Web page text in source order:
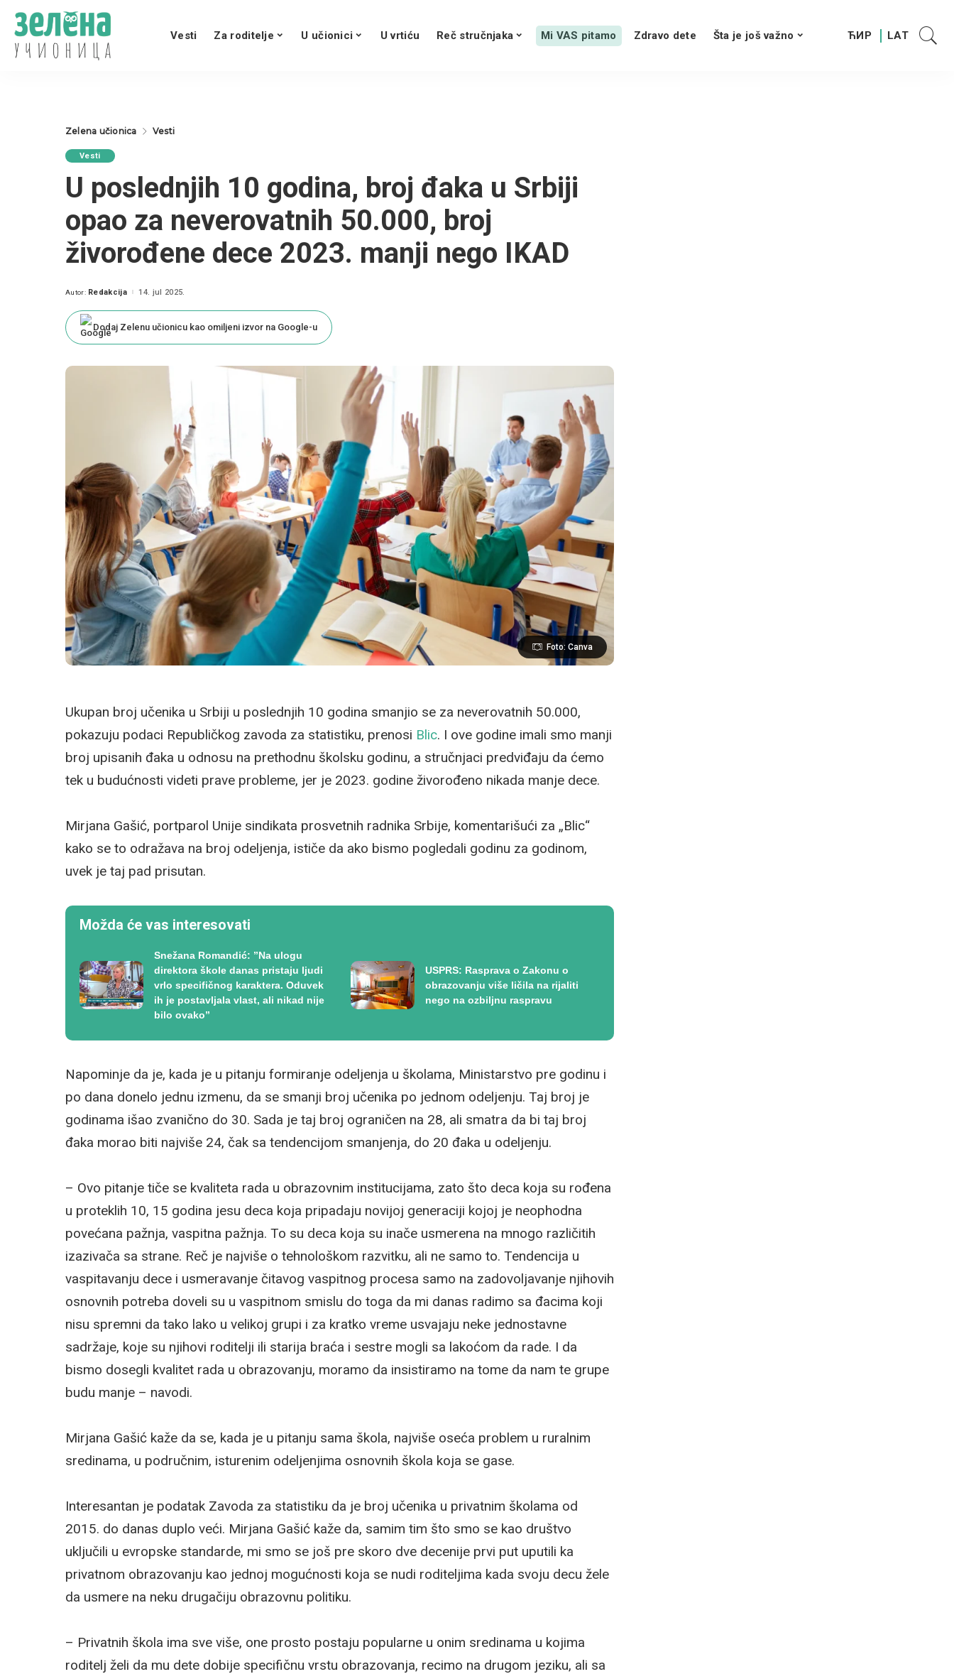
Vesti Za roditelje U učionici U vrtiću Reč stručnjaka Mi VAS pitamo Zdravo dete Šta je još važno
Zelena učionica Vesti
Vesti
U poslednjih 10 godina, broj đaka u Srbiji
opao za neverovatnih 50.000, broj
živorođene dece 2023. manji nego IKAD
Posted
Autor: Redakcija 14. jul 2025.
Dodaj Zelenu učionicu kao omiljeni izvor na Google-u
Foto: Canva
Ukupan broj učenika u Srbiji u poslednjih 10 godina smanjio se za neverovatnih 50.000,
pokazuju podaci Republičkog zavoda za statistiku, prenosi Blic. I ove godine imali smo manji
broj upisanih đaka u odnosu na prethodnu školsku godinu, a stručnjaci predviđaju da ćemo
tek u budućnosti videti prave probleme, jer je 2023. godine živorođeno nikada manje dece.
Mirjana Gašić, portparol Unije sindikata prosvetnih radnika Srbije, komentarišući za „Blic“
kako se to odražava na broj odeljenja, ističe da ako bismo pogledali godinu za godinom,
uvek je taj pad prisutan.
Možda će vas interesovati
Snežana Romandić: ”Na ulogu
direktora škole danas pristaju ljudi
vrlo specifičnog karaktera. Oduvek
ih je postavljala vlast, ali nikad nije
bilo ovako”
USPRS: Rasprava o Zakonu o
obrazovanju više ličila na rijaliti
nego na ozbiljnu raspravu
Napominje da je, kada je u pitanju formiranje odeljenja u školama, Ministarstvo pre godinu i
po dana donelo jednu izmenu, da se smanji broj učenika po jednom odeljenju. Taj broj je
godinama išao zvanično do 30. Sada je taj broj ograničen na 28, ali smatra da bi taj broj
đaka morao biti najviše 24, čak sa tendencijom smanjenja, do 20 đaka u odeljenju.
– Ovo pitanje tiče se kvaliteta rada u obrazovnim institucijama, zato što deca koja su rođena
u proteklih 10, 15 godina jesu deca koja pripadaju novijoj generaciji kojoj je neophodna
povećana pažnja, vaspitna pažnja. To su deca koja su inače usmerena na mnogo različitih
izazivača sa strane. Reč je najviše o tehnološkom razvitku, ali ne samo to. Tendencija u
vaspitavanju dece i usmeravanje čitavog vaspitnog procesa samo na zadovoljavanje njihovih
osnovnih potreba doveli su u vaspitnom smislu do toga da mi danas radimo sa đacima koji
nisu spremni da tako lako u velikoj grupi i za kratko vreme usvajaju neke jednostavne
sadržaje, koje su njihovi roditelji ili starija braća i sestre mogli sa lakoćom da rade. I da
bismo dosegli kvalitet rada u obrazovanju, moramo da insistiramo na tome da nam te grupe
budu manje – navodi.
Mirjana Gašić kaže da se, kada je u pitanju sama škola, najviše oseća problem u ruralnim
sredinama, u područnim, isturenim odeljenjima osnovnih škola koja se gase.
Interesantan je podatak Zavoda za statistiku da je broj učenika u privatnim školama od
2015. do danas duplo veći. Mirjana Gašić kaže da, samim tim što smo se kao društvo
uključili u evropske standarde, mi smo se još pre skoro dve decenije prvi put uputili ka
privatnom obrazovanju kao jednoj mogućnosti koja se nudi roditeljima kada svoju decu žele
da usmere na neku drugačiju obrazovnu politiku.
– Privatnih škola ima sve više, one prosto postaju popularne u onim sredinama u kojima
roditelj želi da mu dete dobije specifičnu vrstu obrazovanja, recimo na drugom jeziku, ali sa